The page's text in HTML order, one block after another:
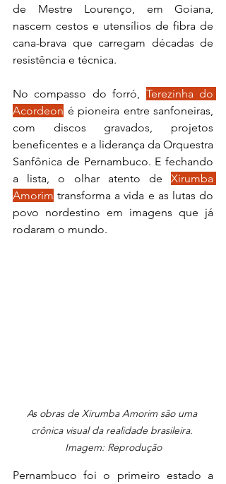
de Mestre Lourenço, em Goiana,
nascem cestos e utensílios de fibra de
cana-brava que carregam décadas de
resistência e técnica.
No compasso do forró, Terezinha do
Acordeon é pioneira entre sanfoneiras,
com discos gravados, projetos
beneficentes e a liderança da Orquestra
Sanfônica de Pernambuco. E fechando
a lista, o olhar atento de Xirumba
Amorim transforma a vida e as lutas do
povo nordestino em imagens que já
rodaram o mundo.
As obras de Xirumba Amorim são uma
crônica visual da realidade brasileira.
Imagem: Reprodução
Pernambuco foi o primeiro estado a